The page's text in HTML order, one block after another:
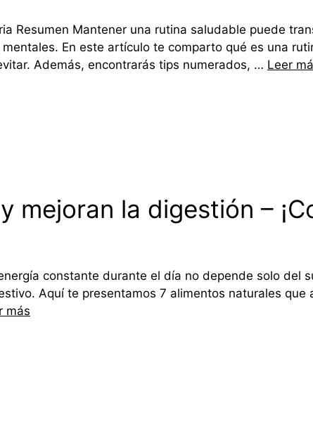
Resumen Mantener una rutina saludable puede
En este artículo te comparto qué es una
Además, encontrarás tips numerados, … Leer
mejoran la digestión –
constante durante el día no depende solo del
Aquí te presentamos 7 alimentos naturales que
más